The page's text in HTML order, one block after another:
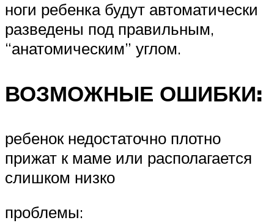
ноги ребенка будут автоматически
разведены под правильным,
“анатомическим” углом.
ВОЗМОЖНЫЕ ОШИБКИ:
ребенок недостаточно плотно
прижат к маме или располагается
слишком низко
проблемы: